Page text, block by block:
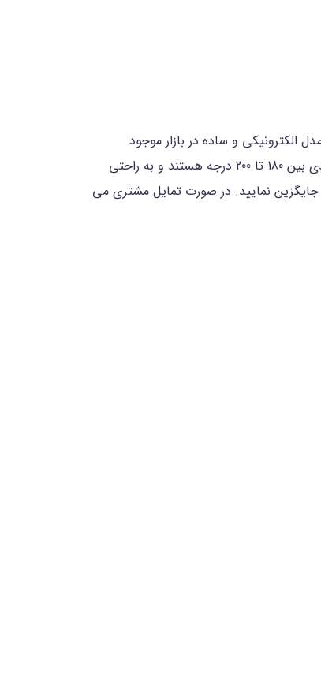
و ساده در بازار موجود
هستند. مدلهای دیجیتال دارای مانیتور بوده و امکان ضبط تصاویر و عکس برداری دارند. به طور معمول چشمی ها دارای زاویه دیدی بین 180 تا 200 درجه هستند و به راحتی
نمایید. در صورت تمایل مشتری می